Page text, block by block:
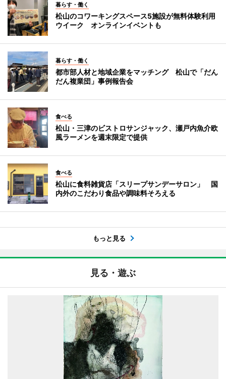
暮らす・働く
松山のコワーキングスペース5施設が無料体験利用
ウイーク オンラインイベントも
暮らす・働く
都市部人材と地域企業をマッチング 松山で「だん
だん複業団」事例報告会
食べる
松山・三津のビストロサンジャック、瀬戸内魚介欧
風ラーメンを週末限定で提供
食べる
松山に食料雑貨店「スリープサンデーサロン」 国
内外のこだわり食品や調味料そろえる
もっと見る
見る・遊ぶ